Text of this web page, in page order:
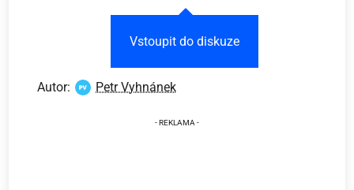
Vstoupit do diskuze
Autor: Petr Vyhnánek